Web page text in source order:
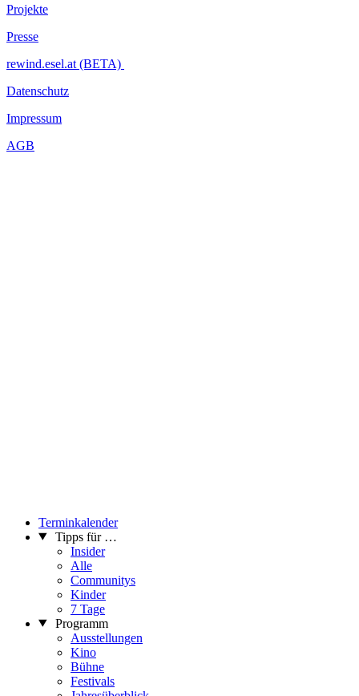
Projekte
Presse
rewind.esel.at (BETA)
Datenschutz
Impressum
AGB
Terminkalender
Tipps für …
Insider
Alle
Communitys
Kinder
7 Tage
Programm
Ausstellungen
Kino
Bühne
Festivals